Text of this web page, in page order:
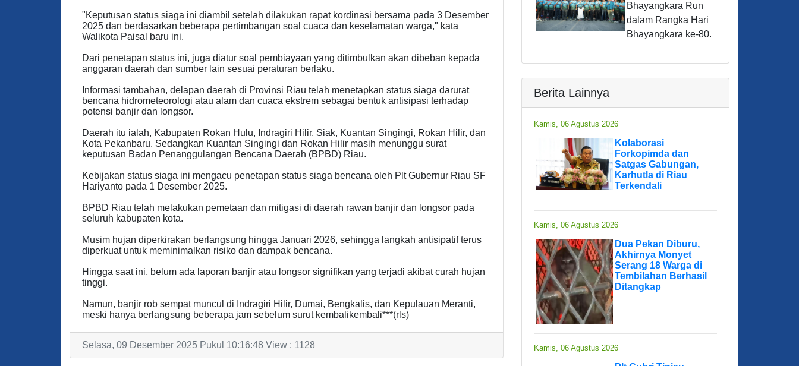
"Keputusan status siaga ini diambil setelah dilakukan rapat kordinasi bersama pada 3 Desember
2025 dan berdasarkan beberapa pertimbangan soal cuaca dan keselamatan warga," kata
Walikota Paisal baru ini.
Dari penetapan status ini, juga diatur soal pembiayaan yang ditimbulkan akan dibeban kepada
anggaran daerah dan sumber lain sesuai peraturan berlaku.
Informasi tambahan, delapan daerah di Provinsi Riau telah menetapkan status siaga darurat
bencana hidrometeorologi atau alam dan cuaca ekstrem sebagai bentuk antisipasi terhadap
potensi banjir dan longsor.
Daerah itu ialah, Kabupaten Rokan Hulu, Indragiri Hilir, Siak, Kuantan Singingi, Rokan Hilir, dan
Kota Pekanbaru. Sedangkan Kuantan Singingi dan Rokan Hilir masih menunggu surat
keputusan Badan Penanggulangan Bencana Daerah (BPBD) Riau.
Kebijakan status siaga ini mengacu penetapan status siaga bencana oleh Plt Gubernur Riau SF
Hariyanto pada 1 Desember 2025.
BPBD Riau telah melakukan pemetaan dan mitigasi di daerah rawan banjir dan longsor pada
seluruh kabupaten kota.
Musim hujan diperkirakan berlangsung hingga Januari 2026, sehingga langkah antisipatif terus
diperkuat untuk meminimalkan risiko dan dampak bencana.
Hingga saat ini, belum ada laporan banjir atau longsor signifikan yang terjadi akibat curah hujan
tinggi.
Namun, banjir rob sempat muncul di Indragiri Hilir, Dumai, Bengkalis, dan Kepulauan Meranti,
meski hanya berlangsung beberapa jam sebelum surut kembalikembali***(rls)
Selasa, 09 Desember 2025 Pukul 10:16:48 View : 1128
Bhayangkara Run
dalam Rangka Hari
Bhayangkara ke-80.
Berita Lainnya
Kamis, 06 Agustus 2026
Kolaborasi
Forkopimda dan
Satgas Gabungan,
Karhutla di Riau
Terkendali
Kamis, 06 Agustus 2026
Dua Pekan Diburu,
Akhirnya Monyet
Serang 18 Warga di
Tembilahan Berhasil
Ditangkap
Kamis, 06 Agustus 2026